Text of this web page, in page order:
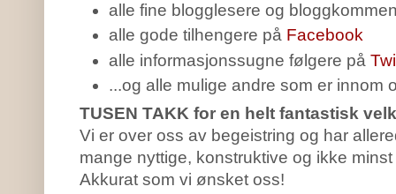
alle fine blogglesere og
alle gode tilhengere på Facebook
alle informasjonssugne følgere på
...og alle mulige andre som er innom
TUSEN TAKK for en helt fantastisk
Vi er over oss av begeistring og har
mange nyttige, konstruktive og ikke
Akkurat som vi ønsket oss!